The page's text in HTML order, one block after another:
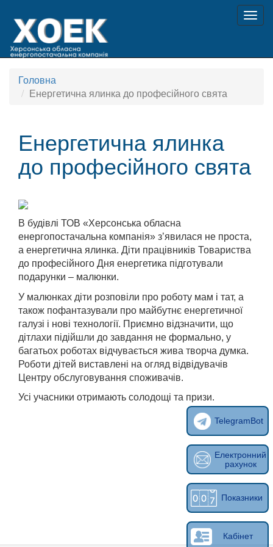
Головна
Енергетична ялинка до професійного свята
Енергетична ялинка
до професійного свята
В будівлі ТОВ «Херсонська обласна
енергопостачальна компанія» з’явилася не проста,
а енергетична ялинка. Діти працівників Товариства
до професійного Дня енергетика підготували
подарунки – малюнки.
У малюнках діти розповіли про роботу мам і тат, а
також пофантазували про майбутнє енергетичної
галузі і нові технології. Приємно відзначити, що
дітлахи підійшли до завдання не формально, у
багатьох роботах відчувається жива творча думка.
Роботи дітей виставлені на огляд відвідувачів
Центру обслуговування споживачів.
Усі учасники отримають солодощі та призи.
TelegramBot
Електронний
рахунок
Показники
Кабінет